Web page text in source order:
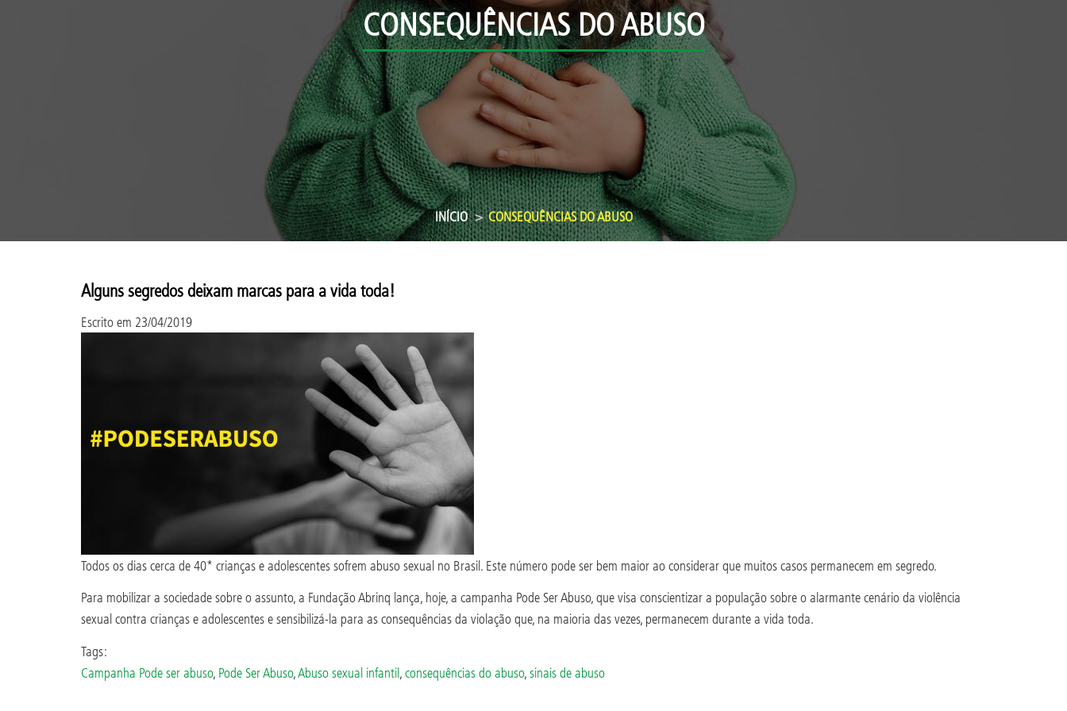
CONSEQUÊNCIAS DO ABUSO
INÍCIO CONSEQUÊNCIAS DO ABUSO
Alguns segredos deixam marcas para a vida toda!
Escrito em 23/04/2019
Todos os dias cerca de 40* crianças e adolescentes sofrem abuso sexual no Brasil. Este número pode ser bem maior ao considerar que muitos casos permanecem em segredo.
Para mobilizar a sociedade sobre o assunto, a Fundação Abrinq lança, hoje, a campanha Pode Ser Abuso, que visa conscientizar a população sobre o alarmante cenário da violência
sexual contra crianças e adolescentes e sensibilizá-la para as consequências da violação que, na maioria das vezes, permanecem durante a vida toda.
Tags:
Campanha Pode ser abuso, Pode Ser Abuso,Abuso sexual infantil,consequências do abuso,sinais de abuso